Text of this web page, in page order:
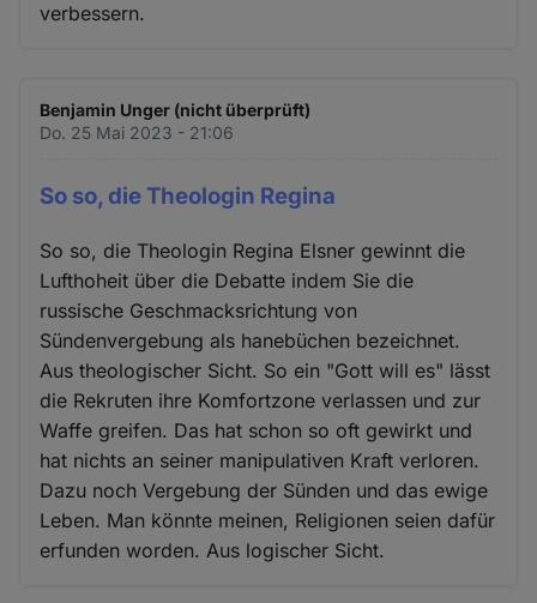
verbessern.
Benjamin Unger (nicht überprüft)
Do. 25 Mai 2023 - 21:06
So so, die Theologin Regina
So so, die Theologin Regina Elsner gewinnt die
Lufthoheit über die Debatte indem Sie die
russische Geschmacksrichtung von
Sündenvergebung als hanebüchen bezeichnet.
Aus theologischer Sicht. So ein "Gott will es" lässt
die Rekruten ihre Komfortzone verlassen und zur
Waffe greifen. Das hat schon so oft gewirkt und
hat nichts an seiner manipulativen Kraft verloren.
Dazu noch Vergebung der Sünden und das ewige
Leben. Man könnte meinen, Religionen seien dafür
erfunden worden. Aus logischer Sicht.